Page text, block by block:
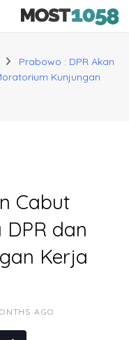
Prabowo : DPR Akan
Kunjungan
Cabut
dan
Kerja
AGO